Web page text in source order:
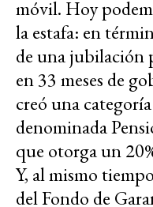
móvil. Hoy
la estafa: en
de una jubilación
en 33 meses de
creó una
denominada
que otorga un
Y, al mismo
del Fondo de